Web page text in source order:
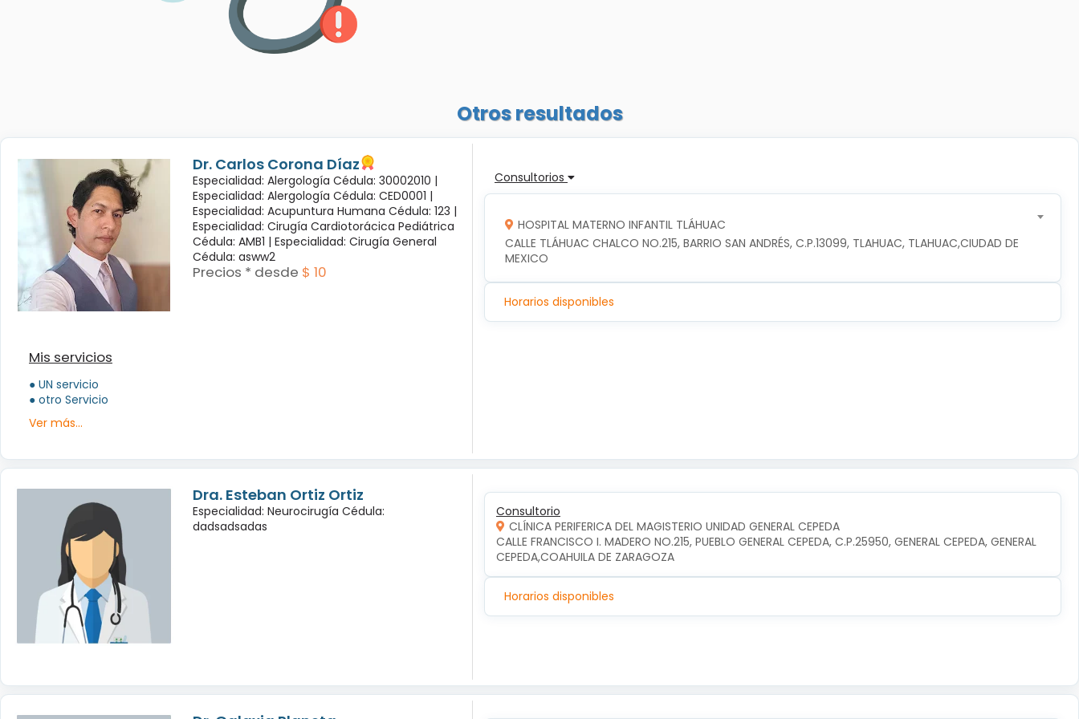
Otros resultados
Dr. Carlos Corona Díaz
Especialidad: Alergología Cédula: 30002010 |
Especialidad: Alergología Cédula: CED0001 |
Especialidad: Acupuntura Humana Cédula: 123 |
Especialidad: Cirugía Cardiotorácica Pediátrica
Cédula: AMB1 | Especialidad: Cirugía General
Cédula: asww2
Precios * desde $ 10
Mis servicios
● UN servicio
● otro Servicio
Ver más...
Consultorios
HOSPITAL MATERNO INFANTIL TLÁHUAC
CALLE TLÁHUAC CHALCO NO.215, BARRIO SAN ANDRÉS, C.P.13099, TLAHUAC, TLAHUAC,CIUDAD DE
MEXICO
Horarios disponibles
Dra. Esteban Ortiz Ortiz
Especialidad: Neurocirugía Cédula:
dadsadsadas
Consultorio
CLÍNICA PERIFERICA DEL MAGISTERIO UNIDAD GENERAL CEPEDA
CALLE FRANCISCO I. MADERO NO.215, PUEBLO GENERAL CEPEDA, C.P.25950, GENERAL CEPEDA, GENERAL
CEPEDA,COAHUILA DE ZARAGOZA
Horarios disponibles